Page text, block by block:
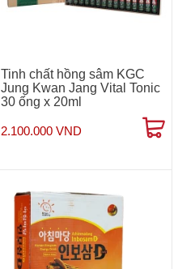
Tinh chất hồng sâm KGC
Jung Kwan Jang Vital Tonic
30 ống x 20ml
2.100.000 VND